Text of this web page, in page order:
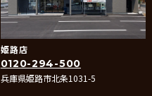
姫路店
0120-294-500
兵庫県姫路市北条1031-5